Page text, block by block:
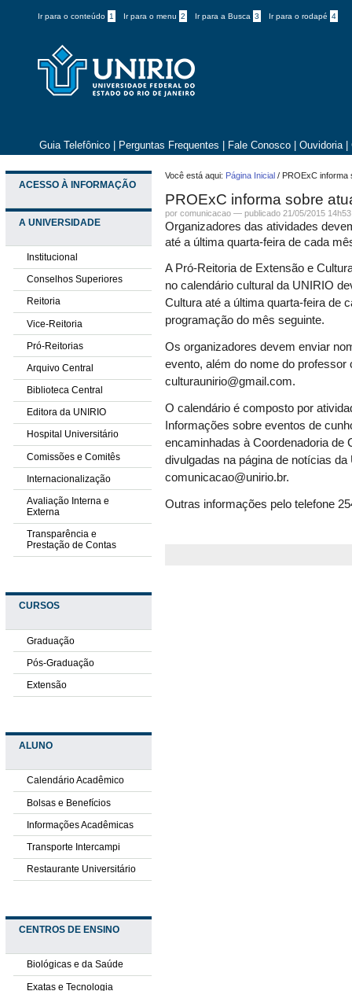
Ir para o conteúdo 1 Ir para o menu 2 Ir para a Busca 3 Ir para o rodapé 4
Guia Telefônico Perguntas Frequentes Fale Conosco Ouvidoria
ACESSO À INFORMAÇÃO
A UNIVERSIDADE
Institucional
Conselhos Superiores
Reitoria
Vice-Reitoria
Pró-Reitorias
Arquivo Central
Biblioteca Central
Editora da UNIRIO
Hospital Universitário
Comissões e Comitês
Internacionalização
Avaliação Interna e
Externa
Transparência e
Prestação de Contas
CURSOS
Graduação
Pós-Graduação
Extensão
ALUNO
Calendário Acadêmico
Bolsas e Benefícios
Informações Acadêmicas
Transporte Intercampi
Restaurante Universitário
CENTROS DE ENSINO
Biológicas e da Saúde
Exatas e Tecnologia
Você está aqui: Página Inicial / PROExC informa
PROExC informa sobre
por comunicacao —publicado 21/05/2015
Organizadores das atividades
até a última quarta-feira de cada
A Pró-Reitoria de Extensão e
no calendário cultural da UNIRIO
Cultura até a última quarta-feira de
programação do mês seguinte.
Os organizadores devem enviar
evento, além do nome do professor
culturaunirio@gmail.com.
O calendário é composto por
Informações sobre eventos de
encaminhadas à Coordenadoria de
divulgadas na página de notícias
comunicacao@unirio.br.
Outras informações pelo telefone